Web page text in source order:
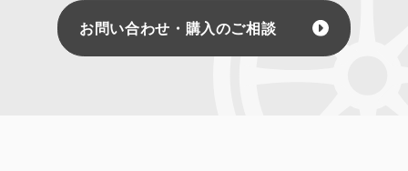
お問い合わせ・購入のご相談